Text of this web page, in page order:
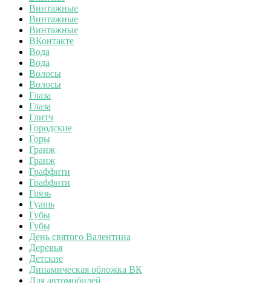
Винтажные
Винтажные
Винтажные
ВКонтакте
Вода
Вода
Волосы
Волосы
Глаза
Глаза
Глитч
Городские
Горы
Гранж
Гранж
Граффити
Граффити
Грязь
Гуашь
Губы
Губы
День святого Валентина
Деревья
Детские
Динамическая обложка ВК
Для автомобилей